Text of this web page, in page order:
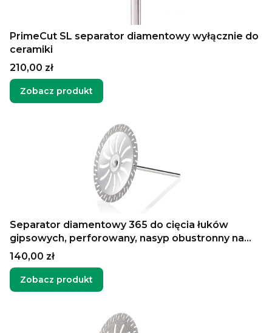
PrimeCut SL separator diamentowy wyłącznie do
ceramiki
Cena
210,00 zł
Zobacz produkt
Separator diamentowy 365 do cięcia łuków
gipsowych, perforowany, nasyp obustronny na
krawędzi
Cena
140,00 zł
Zobacz produkt